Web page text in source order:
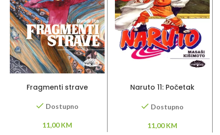
Fragmenti strave
Dostupno
11,00KM
Naruto 11: Početak
Dostupno
11,00KM